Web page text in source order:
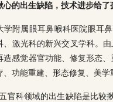
心的出生缺陷，技术进步给了
学附属眼耳鼻喉科医院眼耳
、激光科的新兴交叉学科。
造感觉器官功能、修复形态
、功能重建、形态修复、美学
官科领域的出生缺陷是比较